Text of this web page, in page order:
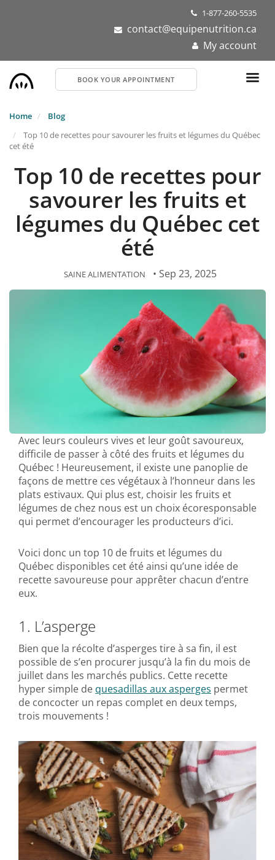
1-877-260-5535
contact@equipenutrition.ca
My account
BOOK YOUR APPOINTMENT
Home
Blog
Top 10 de recettes pour savourer les fruits et légumes du Québec
cet été
Top 10 de recettes pour
savourer les fruits et
légumes du Québec cet
été
SAINE ALIMENTATION • Sep 23, 2025
Avec leurs couleurs vives et leur goût savoureux,
difficile de passer à côté des fruits et légumes du
Québec ! Heureusement, il existe une panoplie de
façons de mettre ces végétaux à l’honneur dans les
plats estivaux. Qui plus est, choisir les fruits et
légumes de chez nous est un choix écoresponsable
qui permet d’encourager les producteurs d’ici.
Voici donc un top 10 de fruits et légumes du
Québec disponibles cet été ainsi qu’une idée de
recette savoureuse pour apprêter chacun d’entre
eux.
1. L’asperge
Bien que la récolte d’asperges tire à sa fin, il est
possible de s’en procurer jusqu’à la fin du mois de
juillet dans les marchés publics. Cette recette
hyper simple de quesadillas aux asperges permet
de concocter un repas complet en deux temps,
trois mouvements !